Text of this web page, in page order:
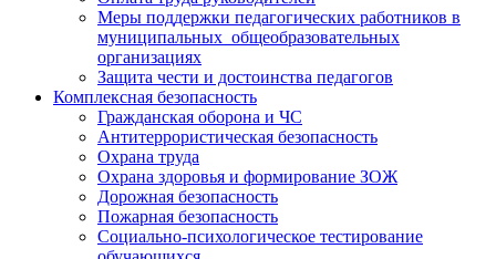
Меры поддержки педагогических работников в
муниципальных общеобразовательных
организациях
Защита чести и достоинства педагогов
Комплексная безопасность
Гражданская оборона и ЧС
Антитеррористическая безопасность
Охрана труда
Охрана здоровья и формирование ЗОЖ
Дорожная безопасность
Пожарная безопасность
Социально-психологическое тестирование